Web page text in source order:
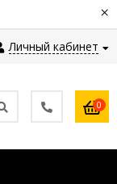
×
Личный кабинет
0